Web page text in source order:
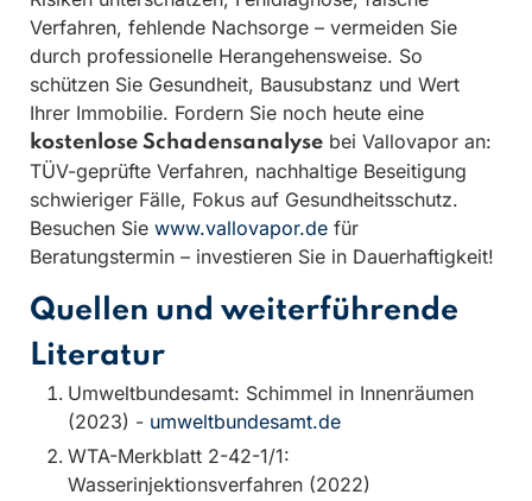
Verfahren, fehlende Nachsorge – vermeiden Sie
durch professionelle Herangehensweise. So
schützen Sie Gesundheit, Bausubstanz und Wert
Ihrer Immobilie. Fordern Sie noch heute eine
kostenlose Schadensanalyse bei Vallovapor an:
TÜV-geprüfte Verfahren, nachhaltige Beseitigung
schwieriger Fälle, Fokus auf Gesundheitsschutz.
Besuchen Sie www.vallovapor.de für
Beratungstermin – investieren Sie in Dauerhaftigkeit!
Quellen und weiterführende
Literatur
Umweltbundesamt: Schimmel in Innenräumen
(2023) - umweltbundesamt.de
WTA-Merkblatt 2-42-1/1:
Wasserinjektionsverfahren (2022)